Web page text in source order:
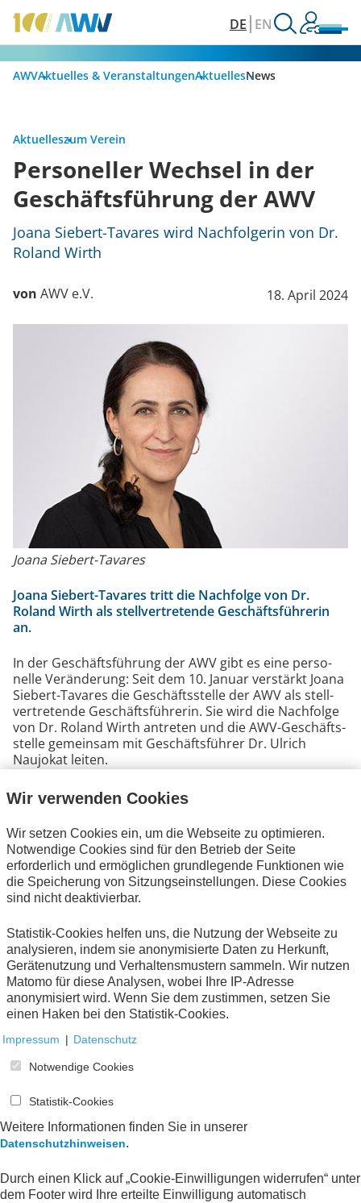
DE EN
AWVAktuelles & VeranstaltungenAktuellesNews
Aktuelleszum Verein
Personeller Wechsel in der
Geschäftsführung der AWV
Joana Siebert-Tavares wird Nachfolgerin von Dr.
Roland Wirth
von AWV e.V. 18. April 2024
Joana Siebert-Tavares
Joana Siebert-Tavares tritt die Nach­folge von Dr.
Roland Wirth als stell­ver­tre­ten­de Ge­schäfts­füh­re­rin
an­.
In der Geschäftsführung der AWV gibt es eine per­so­
nelle Ver­än­de­rung: Seit dem 10. Januar ver­stärkt Joana
Siebert-Tavares die Ge­schäfts­stelle der AWV als stell­
ver­tre­ten­de Ge­schäfts­füh­re­rin. Sie wird die Nach­fol­ge
von Dr. Roland Wirth an­tre­ten und die AWV-Ge­schäfts­
stelle ge­mein­sam mit Ge­schäfts­füh­rer Dr. Ulrich
Naujokat leiten.
bringt sie viele neue Ideen und einen un­ver­stell­ten
Blick in die AWV ein und wird – da sind wir uns heute
schon sicher – einen wich­tigen Bei­trag dazu leisten, die
Heraus­for­de­rungen der nächsten Jahre zu bewältigen.
Nach einem Studium der Kulturwissenschaften,
Friedens- und Konfliktforschung sowie Philosophie an
der Philipps-Universität Marburg, sammelte Joana
Siebert-Tavares Erfahrungen in Kunst- und
Kulturabteilungen sowie einer
Unternehmungsberatung im Private Banking Sektor,
bevor Sie 2011 ihre Tätigkeit an der Goethe-Universität
Frankfurt aufnahm. Dort arbeitete sie zuletzt als
Referentin für Digitalisierung im Chief Information
Office des Leitungsbereichs des Präsidiums der
Goethe-Universität und befasste sich mit der
Personalentwicklung sowie dem Prozess- und
Erfahrungen in einer Geschäftsführung sowie Dekanat
im universitären Bereich sammeln.
Frau Siebert-Tavares wird ihren Beitrag dazu leisten,
dass die ehrenamtliche AWV-Facharbeit auch in
Zukunft praxisnahe, lösungsorientierte Ergebnisse
Wir verwenden Cookies
Wir setzen Cookies ein, um die Webseite zu optimieren.
Notwendige Cookies sind für den Betrieb der Seite
erforderlich und ermöglichen grundlegende Funktionen wie
die Speicherung von Sitzungseinstellungen. Diese Cookies
sind nicht deaktivierbar.
Statistik-Cookies helfen uns, die Nutzung der Webseite zu
analysieren, indem sie anonymisierte Daten zu Herkunft,
Gerätenutzung und Verhaltensmustern sammeln. Wir nutzen
Matomo für diese Analysen, wobei Ihre IP-Adresse
anonymisiert wird. Wenn Sie dem zustimmen, setzen Sie
einen Haken bei den Statistik-Cookies.
Impressum | Datenschutz
Notwendige Cookies
Statistik-Cookies
Weitere Informationen finden Sie in unserer
Datenschutzhinweisen.
Durch einen Klick auf „Cookie-Einwilligungen widerrufen“ unter
dem Footer wird Ihre erteilte Einwilligung automatisch